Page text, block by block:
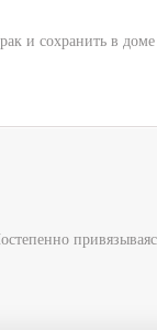
и сохранить в доме